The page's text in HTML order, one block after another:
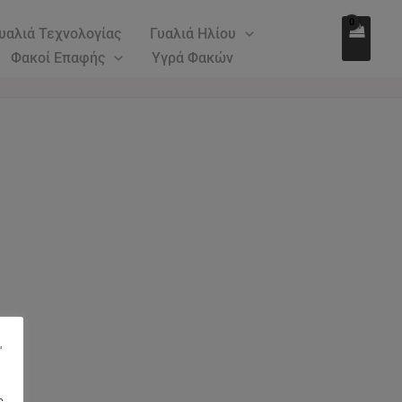
Τεχνολογίας
Γυαλιά Ηλίου
Φακοί Επαφής
Υγρά Φακών